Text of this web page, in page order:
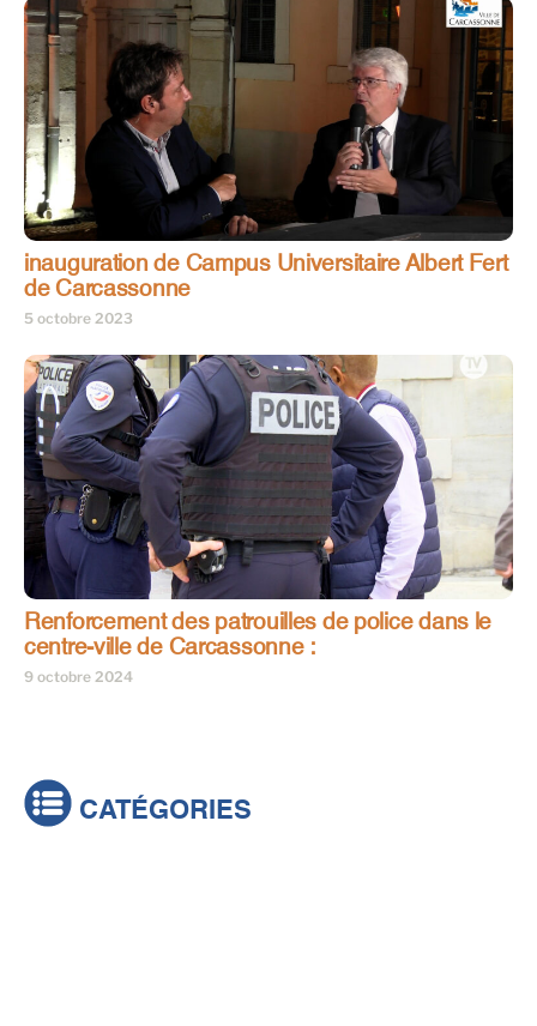
inauguration de Campus Universitaire Albert Fert
de Carcassonne
5 octobre 2023
Renforcement des patrouilles de police dans le
centre-ville de Carcassonne :
9 octobre 2024
CATÉGORIES